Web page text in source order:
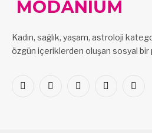
Kadın, sağlık, yaşam, astroloji
özgün içeriklerden oluşan sosyal bir
Facebook
X
PinterestLinkedIn